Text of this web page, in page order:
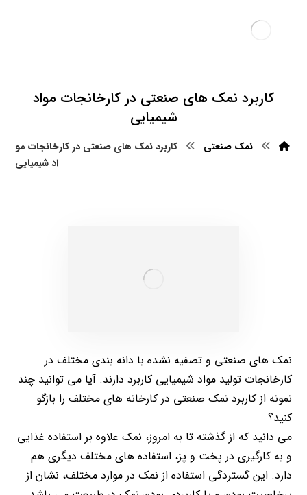
کاربرد نمک های صنعتی در کارخانجات مواد
شیمیایی
نمک صنعتی
کاربرد نمک های صنعتی در کارخانجات مو
اد شیمیایی
نمک های صنعتی و تصفیه نشده با دانه بندی مختلف در
کارخانجات تولید مواد شیمیایی کاربرد دارند. آیا می توانید چند
نمونه از کاربرد نمک صنعتی در کارخانه های مختلف را بازگو
کنید؟
می دانید که از گذشته تا به امروز، نمک علاوه بر استفاده غذایی
و به کارگیری در پخت و پز، استفاده های مختلف دیگری هم
دارد. این گستردگی استفاده از نمک در موارد مختلف، نشان از